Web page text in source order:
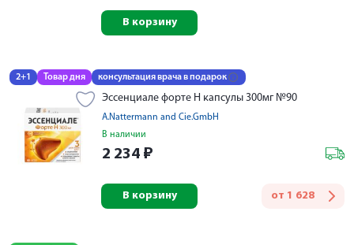
В корзину
2+1 Товар дня консультация врача в подарок
Эссенциале форте Н капсулы 300мг №90
A.Nattermann and Cie.GmbH
В наличии
2 234 ₽
от 1 628
В корзину